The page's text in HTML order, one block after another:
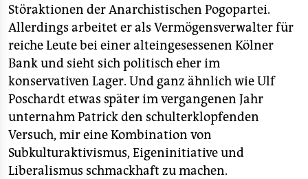
Störaktionen der Anarchistischen Pogopartei.
Allerdings arbeitet er als Vermögensverwalter für
reiche Leute bei einer alteingesessenen Kölner
Bank und sieht sich politisch eher im
konservativen Lager. Und ganz ähnlich wie Ulf
Poschardt etwas später im vergangenen Jahr
unternahm Patrick den schulterklopfenden
Versuch, mir eine Kombination von
Subkulturaktivismus, Eigeninitiative und
Liberalismus schmackhaft zu machen.